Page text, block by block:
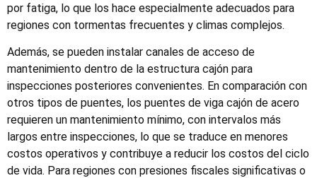
por fatiga, lo que los hace especialmente adecuados para
regiones con tormentas frecuentes y climas complejos.
Además, se pueden instalar canales de acceso de
mantenimiento dentro de la estructura cajón para
inspecciones posteriores convenientes. En comparación con
otros tipos de puentes, los puentes de viga cajón de acero
requieren un mantenimiento mínimo, con intervalos más
largos entre inspecciones, lo que se traduce en menores
costos operativos y contribuye a reducir los costos del ciclo
de vida. Para regiones con presiones fiscales significativas o